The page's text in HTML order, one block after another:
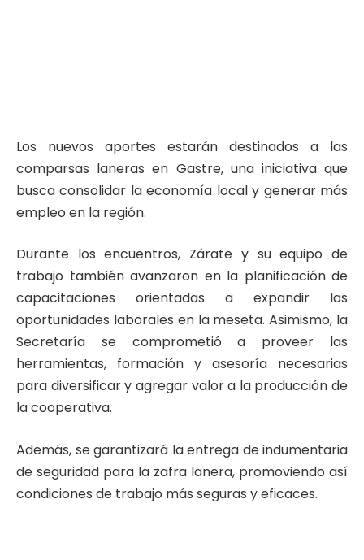
Los nuevos aportes estarán destinados a las
comparsas laneras en Gastre, una iniciativa que
busca consolidar la economía local y generar más
empleo en la región.
Durante los encuentros, Zárate y su equipo de
trabajo también avanzaron en la planificación de
capacitaciones orientadas a expandir las
oportunidades laborales en la meseta. Asimismo, la
Secretaría se comprometió a proveer las
herramientas, formación y asesoría necesarias
para diversificar y agregar valor a la producción de
la cooperativa.
Además, se garantizará la entrega de indumentaria
de seguridad para la zafra lanera, promoviendo así
condiciones de trabajo más seguras y eficaces.